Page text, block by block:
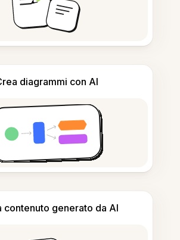
diagrammi con AI
contenuto generato da AI